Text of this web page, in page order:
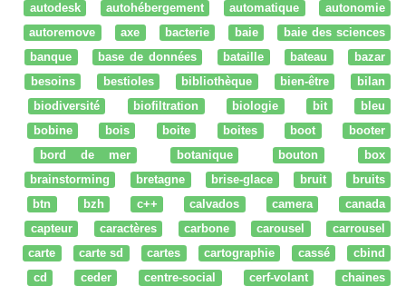
autodesk
autohébergement automatique
autonomie
autoremove
axe bacterie baie
baie des sciences
banque
base de données bataille bateau
bazar
besoins
bestioles bibliothèque bien-être
bilan
biodiversité
biofiltration biologie bit
bleu
bobine
bois boite boites boot
booter
bord de mer
botanique bouton
box
brainstorming
bretagne brise-glace bruit
bruits
btn
bzh c++ calvados camera
canada
capteur
caractères carbone carousel
carrousel
carte
carte sd cartes cartographie cassé
cbind
cd
ceder centre-social cerf-volant
chaines